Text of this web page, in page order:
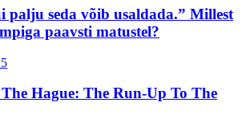
palju seda võib usaldada.” Millest
paavsti matustel?
Hague: The Run-Up To The